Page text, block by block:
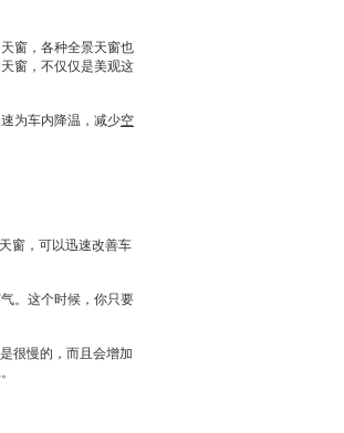
天窗 ，各种全景天窗也
天窗 ，不仅仅是美观这
为车内降温，减少空
天窗 ，可以迅速改善车
。这个时候，你只要
很慢的，而且会增加